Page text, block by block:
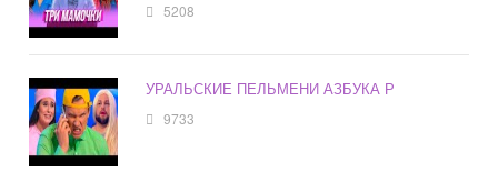
5208
УРАЛЬСКИЕ ПЕЛЬМЕНИ АЗБУКА Р
9733